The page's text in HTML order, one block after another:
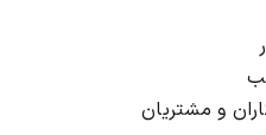
و مشتریان